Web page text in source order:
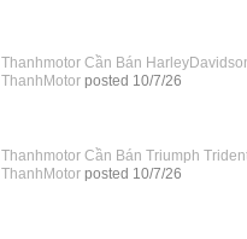
Thanhmotor Cần Bán
ThanhMotorposted 10/7/26
Thanhmotor Cần Bán Triumph
ThanhMotorposted 10/7/26